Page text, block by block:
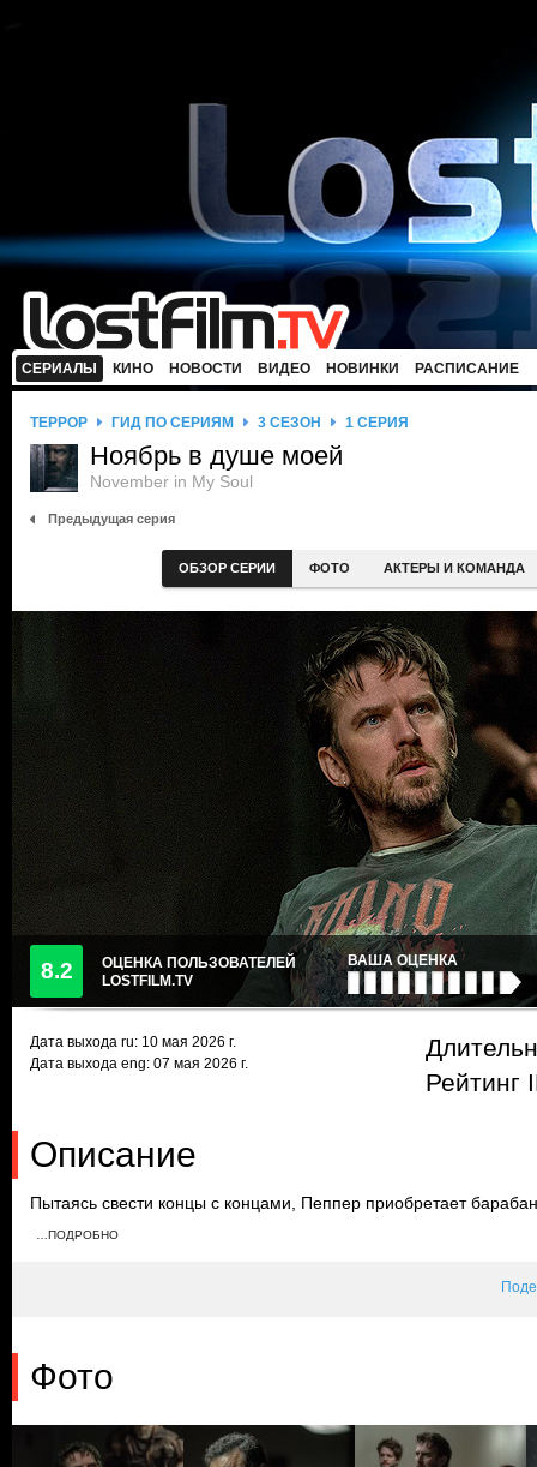
СЕРИАЛЫ КИНО НОВОСТИ ВИДЕО НОВИНКИ РАСПИСАНИЕ
ТЕРРОР ГИД ПО СЕРИЯМ 3 СЕЗОН 1 СЕРИЯ
Ноябрь в душе моей
November in My Soul
Предыдущая серия
ОБЗОР СЕРИИ ФОТО АКТЕРЫ И КОМАНДА
8.2
ОЦЕНКА ПОЛЬЗОВАТЕЛЕЙ
LOSTFILM.TV
ВАША ОЦЕНКА
Дата выхода ru: 10 мая 2026 г.
Дата выхода eng: 07 мая 2026 г.
Рейтинг
Описание
Пытаясь свести концы с концами, Пеппер приобретает
музыки. После драки с бывшим мужем его девушки, Пеппер
…ПОДРОБНО
Фото